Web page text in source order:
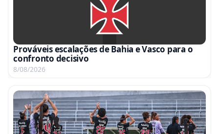
Prováveis escalações de Bahia e Vasco para o
confronto decisivo
8/08/2026